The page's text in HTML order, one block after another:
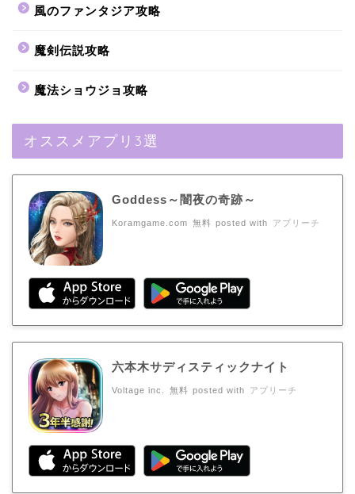
風のファンタジア攻略
魔剣伝説攻略
魔法ショウジョ攻略
オススメアプリ3選
Goddess～闇夜の奇跡～
Koramgame.com 無料 posted with アプリーチ
六本木サディスティックナイト
Voltage inc. 無料 posted with アプリーチ